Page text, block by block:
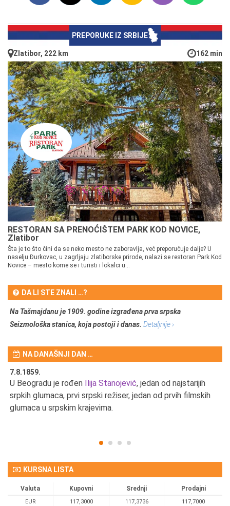
PREPORUKE IZ SRBIJE
Zlatibor, 222 km 162 min
RESTORAN SA PRENOĆIŠTEM PARK KOD NOVICE,
Zlatibor
Šta je to što čini da se neko mesto ne zaboravlja, već preporučuje dalje? U
naselju Đurkovac, u zagrljaju zlatiborske prirode, nalazi se restoran Park Kod
Novice – mesto kome se i turisti i lokalci u...
DA LI STE ZNALI …?
Na Tašmajdanu je 1909. godine izgrađena prva srpska
Seizmološka stanica, koja postoji i danas. Detaljnije ›
NA DANAŠNJI DAN …
7.8.1859.
U Beogradu je rođen Ilija Stanojević, jedan od najstarijih
srpkih glumaca, prvi srpski režiser, jedan od prvih filmskih
glumaca u srpskim krajevima.
KURSNA LISTA
Valuta Kupovni Srednji Prodajni
EUR 117,3000 117,3736
117,7000